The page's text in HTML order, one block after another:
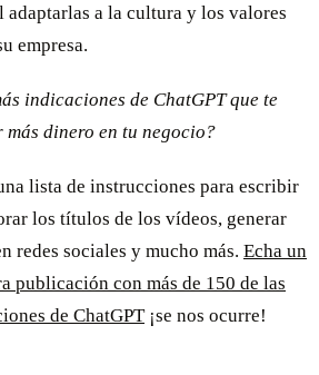
adaptarlas a la cultura y los valores
empresa.
indicaciones de ChatGPT que te
más dinero en tu negocio?
lista de instrucciones para escribir
los títulos de los vídeos, generar
redes sociales y mucho más. Echa un
publicación con más de 150 de las
de ChatGPT¡se nos ocurre!